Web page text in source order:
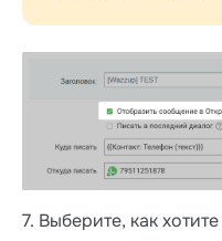
7. Выберите, как